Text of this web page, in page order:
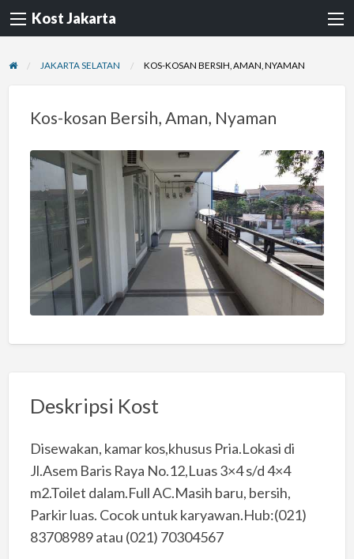
Kost Jakarta
JAKARTA SELATAN KOS-KOSAN BERSIH, AMAN, NYAMAN
Kos-kosan Bersih, Aman, Nyaman
Deskripsi Kost
Disewakan, kamar kos,khusus Pria.Lokasi di
Jl.Asem Baris Raya No.12,Luas 3×4 s/d 4×4
m2.Toilet dalam.Full AC.Masih baru, bersih,
Parkir luas. Cocok untuk karyawan.Hub:(021)
83708989 atau (021) 70304567